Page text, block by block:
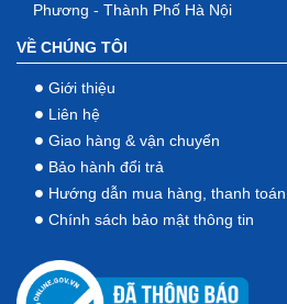
Phương - Thành Phố Hà Nội
VỀ CHÚNG TÔI
Giới thiệu
Liên hệ
Giao hàng & vận chuyển
Bảo hành đổi trả
Hướng dẫn mua hàng, thanh toán
Chính sách bảo mật thông tin